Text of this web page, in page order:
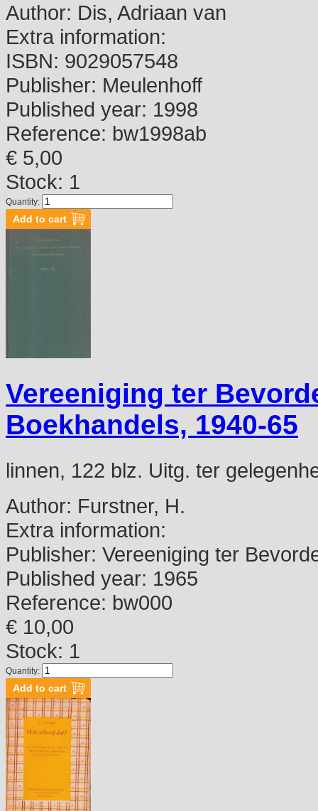
Author: Dis, Adriaan van
Extra information:
ISBN: 9029057548
Publisher: Meulenhoff
Published year: 1998
Reference: bw1998ab
€ 5,00
Stock: 1
Quantity:
Vereeniging ter
Boekhandels, 1940-65
linnen, 122 blz. Uitg. ter
Author: Furstner, H.
Extra information:
Publisher: Vereeniging ter
Published year: 1965
Reference: bw000
€ 10,00
Stock: 1
Quantity: